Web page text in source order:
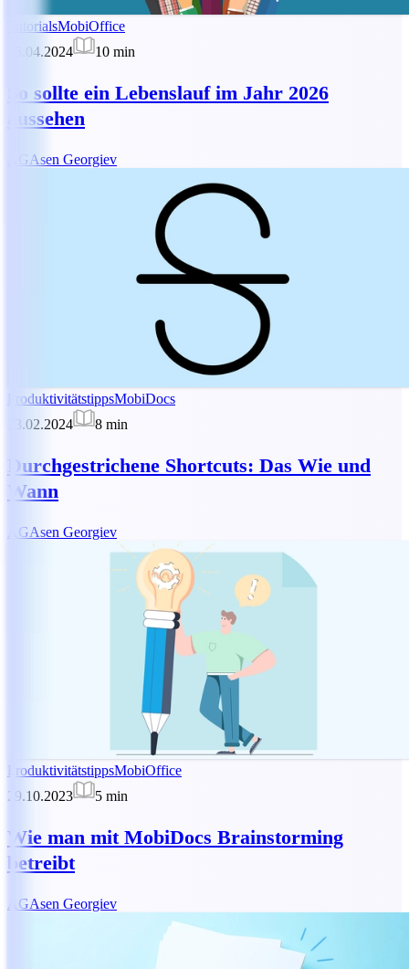
TutorialsMobiOffice
15.04.2024
10 min
So sollte ein Lebenslauf im Jahr 2026
aussehen
AGAsen Georgiev
ProduktivitätstippsMobiDocs
13.02.2024
8 min
Durchgestrichene Shortcuts: Das Wie und
Wann
AGAsen Georgiev
ProduktivitätstippsMobiOffice
29.10.2023
5 min
Wie man mit MobiDocs Brainstorming
betreibt
AGAsen Georgiev